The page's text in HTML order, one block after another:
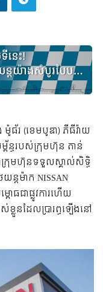
ម៉ូ​ធ័រ (ខេម​បូ​ឌា) ភីធី​វ៉ាយ
ន្ធរបស់​​ក្រុមហ៊ុន ​តាន់
រុមហ៊ុនទទួលស្គាល់សិទ្ធិ
តម៉ាក NISSAN
ធជាផ្លូវការហើយ
ខ្លួនដែលប្រារព្ធឡើងនៅ